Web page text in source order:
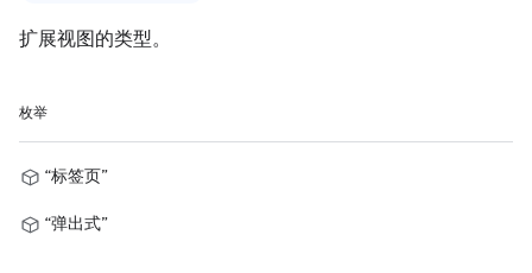
扩展视图的类型。
枚举
“标签页”
“弹出式”